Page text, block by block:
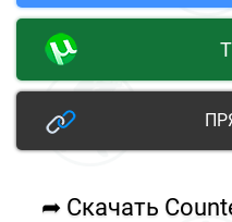
➦ Скачать